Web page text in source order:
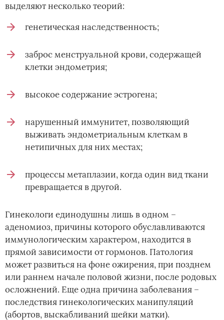
выделяют несколько теорий:
генетическая наследственность;
заброс менструальной крови, содержащей
клетки эндометрия;
высокое содержание эстрогена;
нарушенный иммунитет, позволяющий
выживать эндометриальным клеткам в
нетипичных для них местах;
процессы метаплазии, когда один вид ткани
превращается в другой.
Гинекологи единодушны лишь в одном –
аденомиоз, причины которого обуславливаются
иммунологическим характером, находится в
прямой зависимости от гормонов. Патология
может развиться на фоне ожирения, при позднем
или раннем начале половой жизни, после родовых
осложнений. Еще одна причина заболевания –
последствия гинекологических манипуляций
(абортов, выскабливаний шейки матки).